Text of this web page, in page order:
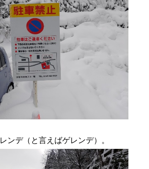
ンデ（と言えばゲレンデ）。